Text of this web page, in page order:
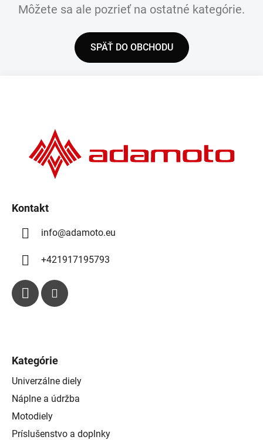
Môžete sa ale pozrieť na ostatné kategórie.
SPÄŤ DO OBCHODU
Kontakt
info@adamoto.eu
+421917195793
Kategórie
Univerzálne diely
Náplne a údržba
Motodiely
Príslušenstvo a doplnky